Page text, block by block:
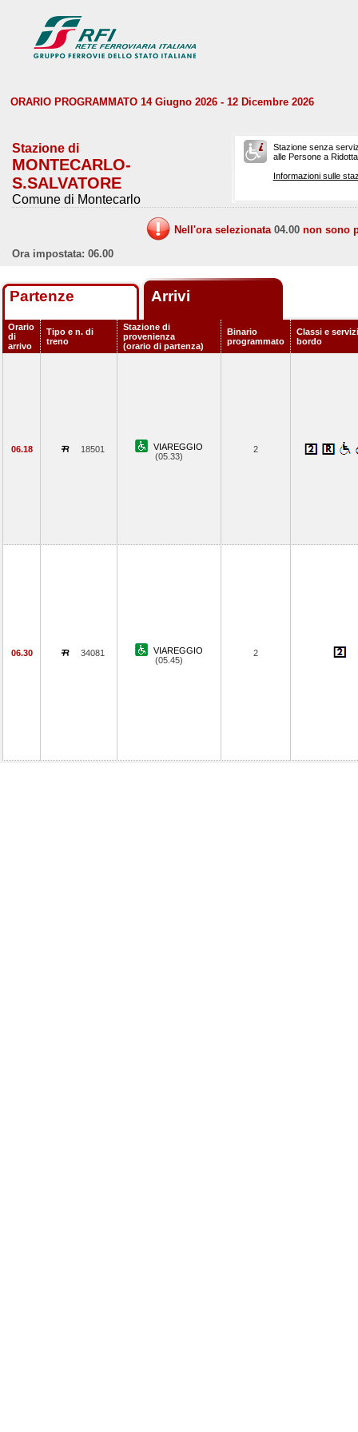
ORARIO PROGRAMMATO 14 Giugno 2026 - 12 Dicembre 2026
Stazione di
MONTECARLO-
S.SALVATORE
Comune di Montecarlo
Stazione senza
alle Persone a
Informazioni sulle
Nell'ora selezionata 04.00 non sono
Ora impostata: 06.00
Partenze Arrivi
Orario
di
arrivo
Tipo e n. di
treno
Stazione di
provenienza
(orario di partenza)
Binario
programmato
Classi e
bordo
06.18 18501
VIAREGGIO
(05.33)
2
06.30 34081
VIAREGGIO
(05.45)
2